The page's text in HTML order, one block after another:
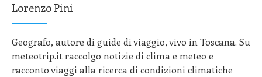
Lorenzo Pini
Geografo, autore di guide di viaggio, vivo in Toscana. Su
meteotrip.it raccolgo notizie di clima e meteo e
racconto viaggi alla ricerca di condizioni climatiche